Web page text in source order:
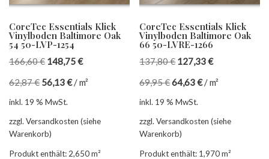
CoreTec Essentials Klick
Vinylboden Baltimore Oak
54 50-LVP-1254
166,60€ 148,75€
62,87€ 56,13€/m²
inkl. 19 % MwSt.
zzgl. Versandkosten (siehe
Warenkorb)
Produkt enthält: 2,650m²
CoreTec Essentials Klick
Vinylboden Baltimore Oak
66 50-LVRE-1266
137,80€ 127,33€
69,95€64,63€/m²
inkl. 19 % MwSt.
zzgl. Versandkosten (siehe
Warenkorb)
Produkt enthält: 1,970m²